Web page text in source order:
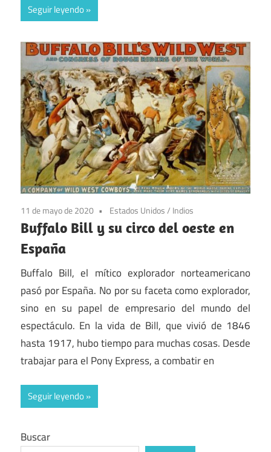
Seguir leyendo
11 de mayo de 2020 Estados Unidos/ Indios
Buffalo Bill y su circo del oeste en
España
Buffalo Bill, el mítico explorador norteamericano
pasó por España. No por su faceta como explorador,
sino en su papel de empresario del mundo del
espectáculo. En la vida de Bill, que vivió de 1846
hasta 1917, hubo tiempo para muchas cosas. Desde
trabajar para el Pony Express, a combatir en
Seguir leyendo
Buscar